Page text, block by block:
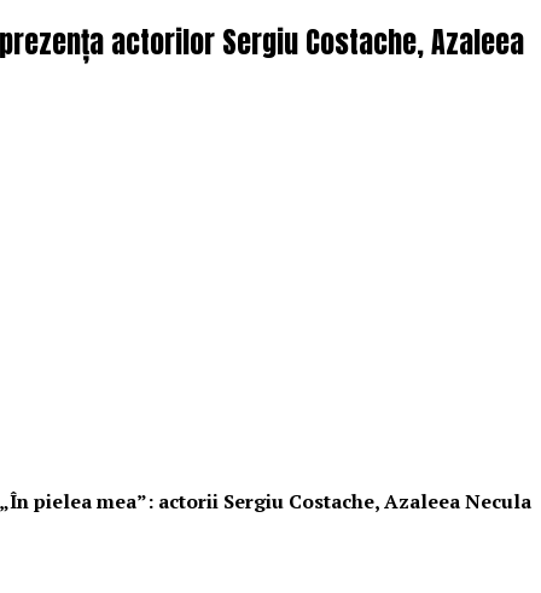
actorilor Sergiu Costache, Azaleea
pielea mea”: actorii Sergiu Costache, Azaleea Necula